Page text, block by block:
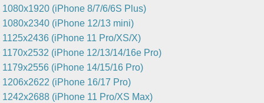
1080x1920 (iPhone 8/7/6/6S Plus)
1080x2340 (iPhone 12/13 mini)
1125x2436 (iPhone 11 Pro/XS/X)
1170x2532 (iPhone 12/13/14/16e Pro)
1179x2556 (iPhone 14/15/16 Pro)
1206x2622 (iPhone 16/17 Pro)
1242x2688 (iPhone 11 Pro/XS Max)